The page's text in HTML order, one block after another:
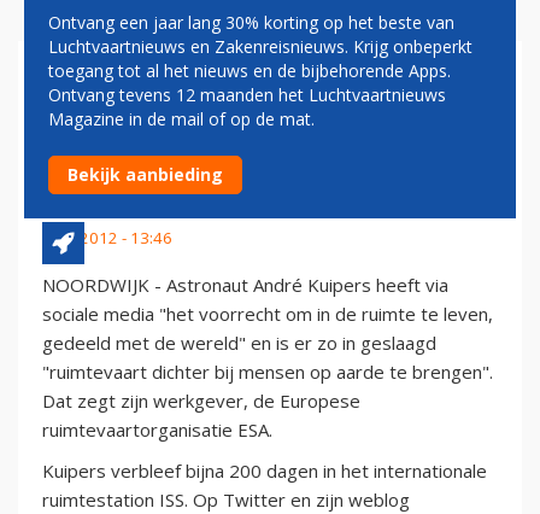
SOCIAL MEDIA NIEUWE
DIMENSIE BIJ RUIMTEREIS
KUIPERS
1 juli 2012 - 13:46
NOORDWIJK - Astronaut André Kuipers heeft via
sociale media "het voorrecht om in de ruimte te leven,
gedeeld met de wereld" en is er zo in geslaagd
"ruimtevaart dichter bij mensen op aarde te brengen".
Dat zegt zijn werkgever, de Europese
ruimtevaartorganisatie ESA.
Kuipers verbleef bijna 200 dagen in het internationale
ruimtestation ISS. Op Twitter en zijn weblog
Ontvang een jaar lang 30% korting op het beste van
Luchtvaartnieuws en Zakenreisnieuws. Krijg onbeperkt
toegang tot al het nieuws en de bijbehorende Apps.
Ontvang tevens 12 maanden het Luchtvaartnieuws
Magazine in de mail of op de mat.
Bekijk aanbieding